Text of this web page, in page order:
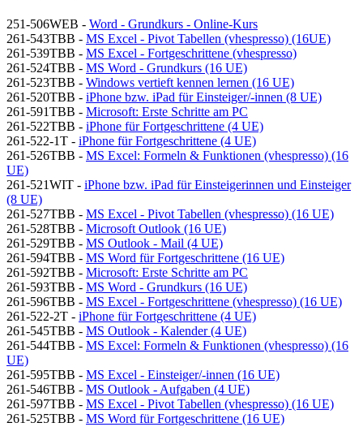
251-506WEB - Word - Grundkurs - Online-Kurs
261-543TBB - MS Excel - Pivot Tabellen (vhespresso) (16UE)
261-539TBB - MS Excel - Fortgeschrittene (vhespresso)
261-524TBB - MS Word - Grundkurs (16 UE)
261-523TBB - Windows vertieft kennen lernen (16 UE)
261-520TBB - iPhone bzw. iPad für Einsteiger/-innen (8 UE)
261-591TBB - Microsoft: Erste Schritte am PC
261-522TBB - iPhone für Fortgeschrittene (4 UE)
261-522-1T - iPhone für Fortgeschrittene (4 UE)
261-526TBB - MS Excel: Formeln & Funktionen (vhespresso) (16
UE)
261-521WIT - iPhone bzw. iPad für Einsteigerinnen und Einsteiger
(8 UE)
261-527TBB - MS Excel - Pivot Tabellen (vhespresso) (16 UE)
261-528TBB - Microsoft Outlook (16 UE)
261-529TBB - MS Outlook - Mail (4 UE)
261-594TBB - MS Word für Fortgeschrittene (16 UE)
261-592TBB - Microsoft: Erste Schritte am PC
261-593TBB - MS Word - Grundkurs (16 UE)
261-596TBB - MS Excel - Fortgeschrittene (vhespresso) (16 UE)
261-522-2T - iPhone für Fortgeschrittene (4 UE)
261-545TBB - MS Outlook - Kalender (4 UE)
261-544TBB - MS Excel: Formeln & Funktionen (vhespresso) (16
UE)
261-595TBB - MS Excel - Einsteiger/-innen (16 UE)
261-546TBB - MS Outlook - Aufgaben (4 UE)
261-597TBB - MS Excel - Pivot Tabellen (vhespresso) (16 UE)
261-525TBB - MS Word für Fortgeschrittene (16 UE)